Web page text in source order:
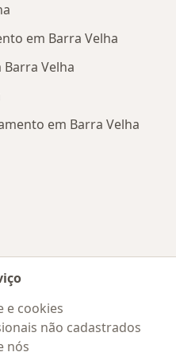
em Barra Velha
Velha
em Barra Velha
e cookies
não cadastrados
nós